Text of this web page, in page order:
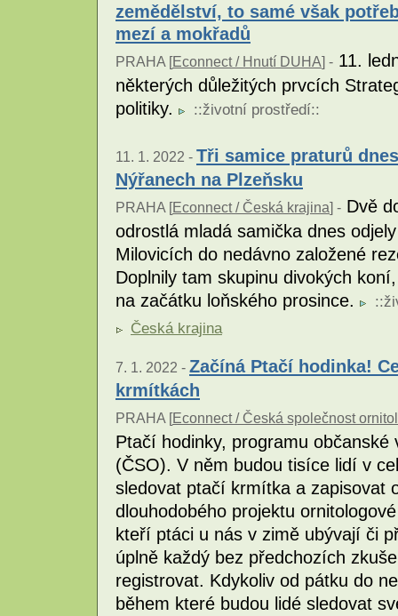
zemědělství, to samé však
mezí a mokřadů
PRAHA [Econnect / Hnutí DUHA] - 11.
některých důležitých prvcích
politiky.
::životní prostředí::
11. 1. 2022 - Tři samice praturů
Nýřanech na Plzeňsku
PRAHA [Econnect / Česká krajina] - Dvě
odrostlá mladá samička dnes
Milovicích do nedávno založené
Doplnily tam skupinu divokých
na začátku loňského prosince.
::
Česká krajina
7. 1. 2022 - Začíná Ptačí hodinka!
krmítkách
PRAHA [ Econnect / Česká společnost
Ptačí hodinky, programu
(ČSO). V něm budou tisíce lidí v
sledovat ptačí krmítka a zapisovat
dlouhodobého projektu
kteří ptáci u nás v zimě ubývají či
úplně každý bez předchozích
registrovat. Kdykoliv od pátku do
během které budou lidé sledovat